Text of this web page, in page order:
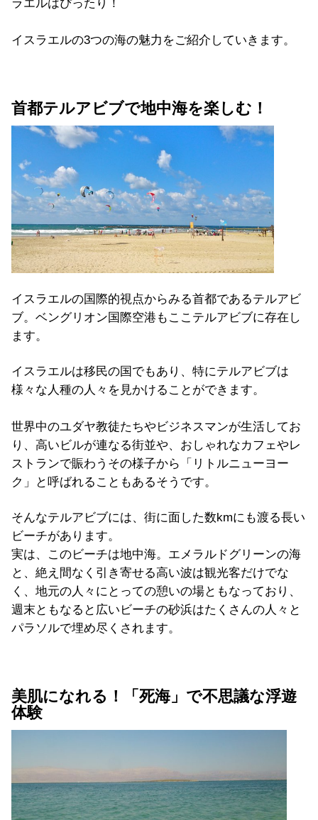
ラエルはぴったり！
イスラエルの3つの海の魅力をご紹介していきます。
首都テルアビブで地中海を楽しむ！
イスラエルの国際的視点からみる首都であるテルアビ
ブ。ベングリオン国際空港もここテルアビブに存在し
ます。
イスラエルは移民の国でもあり、特にテルアビブは
様々な人種の人々を見かけることができます。
世界中のユダヤ教徒たちやビジネスマンが生活してお
り、高いビルが連なる街並や、おしゃれなカフェやレ
ストランで賑わうその様子から「リトルニューヨー
ク」と呼ばれることもあるそうです。
そんなテルアビブには、街に面した数kmにも渡る長い
ビーチがあります。
実は、このビーチは地中海。エメラルドグリーンの海
と、絶え間なく引き寄せる高い波は観光客だけでな
く、地元の人々にとっての憩いの場ともなっており、
週末ともなると広いビーチの砂浜はたくさんの人々と
パラソルで埋め尽くされます。
美肌になれる！「死海」で不思議な浮遊
体験